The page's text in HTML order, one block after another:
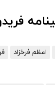
اعظم فرخزاد